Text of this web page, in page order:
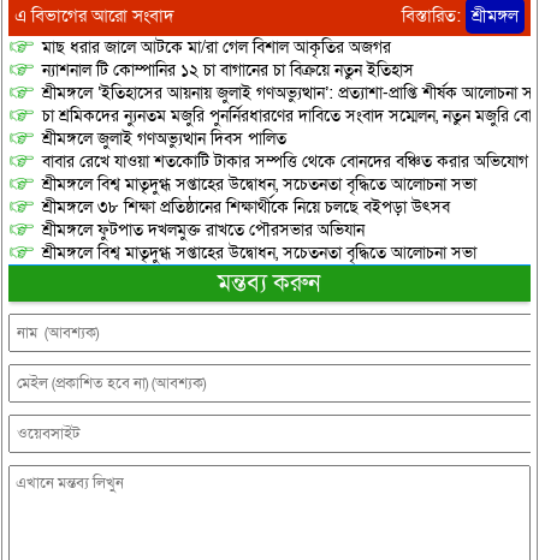
এ বিভাগের আরো সংবাদ বিস্তারিত: শ্রীমঙ্গল
মাছ ধরার জালে আটকে মা/রা গেল বিশাল আকৃতির অজগর
ন্যাশনাল টি কোম্পানির ১২ চা বাগানের চা বিক্রয়ে নতুন ইতিহাস
শ্রীমঙ্গলে ‘ইতিহাসের আয়নায় জুলাই গণঅভ্যুত্থান’: প্রত্যাশা-প্রাপ্তি শীর্ষক আলোচনা
চা শ্রমিকদের ন্যুনতম মজুরি পুনর্নিরধারণের দাবিতে সংবাদ সম্মেলন, নতুন মজুরি
শ্রীমঙ্গলে জুলাই গণঅভ্যুত্থান দিবস পালিত
বাবার রেখে যাওয়া শতকোটি টাকার সম্পত্তি থেকে বোনদের বঞ্চিত করার অভিযোগ
শ্রীমঙ্গলে বিশ্ব মাতৃদুগ্ধ সপ্তাহের উদ্বোধন, সচেতনতা বৃদ্ধিতে আলোচনা সভা
শ্রীমঙ্গলে ৩৮ শিক্ষা প্রতিষ্ঠানের শিক্ষার্থীকে নিয়ে চলছে বইপড়া উৎসব
শ্রীমঙ্গলে ফুটপাত দখলমুক্ত রাখতে পৌরসভার অভিযান
শ্রীমঙ্গলে বিশ্ব মাতৃদুগ্ধ সপ্তাহের উদ্বোধন, সচেতনতা বৃদ্ধিতে আলোচনা সভা
মন্তব্য করুন